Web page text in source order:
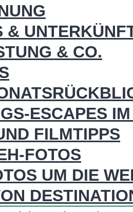
&
& CO.
ESCAPES
FILMTIPPS
FOTOS
UM DIE